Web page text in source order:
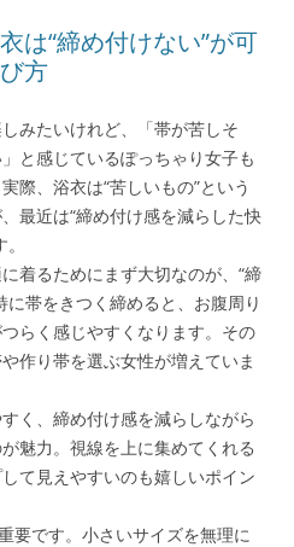
は“締め付けない”が可
方
みたいけれど、「帯が苦しそ
と感じているぽっちゃり女子も
際、浴衣は“苦しいもの”という
最近は“締め付け感を減らした快
着るためにまず大切なのが、“締
帯をきつく締めると、お腹周り
らく感じやすくなります。その
作り帯を選ぶ女性が増えていま
く、締め付け感を減らしながら
魅力。視線を上に集めてくれる
て見えやすいのも嬉しいポイン
要です。小さいサイズを無理に